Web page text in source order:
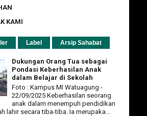
KAMI
Label Arsip Sahabat
Dukungan Orang Tua sebagai
Pondasi Keberhasilan Anak
dalam Belajar di Sekolah
Foto : Kampus MI Watuagung -
22/09/2025 Keberhasilan seorang
anak dalam menempuh pendidikan
lahir secara tiba-tiba. Ia merupaka...